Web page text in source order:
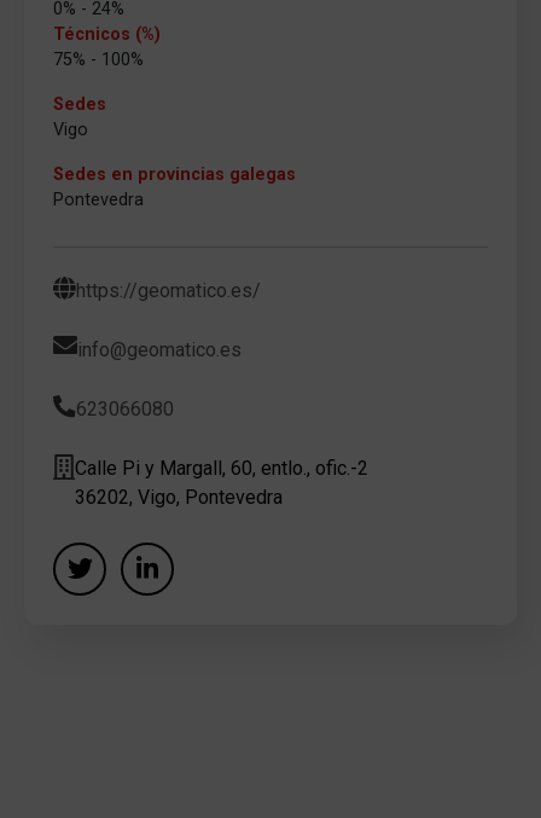
0% - 24%
Técnicos (%)
75% - 100%
Sedes
Vigo
Sedes en provincias galegas
Pontevedra
https://geomatico.es/
info@geomatico.es
623066080
Calle Pi y Margall, 60, entlo., ofic.-2
36202, Vigo, Pontevedra